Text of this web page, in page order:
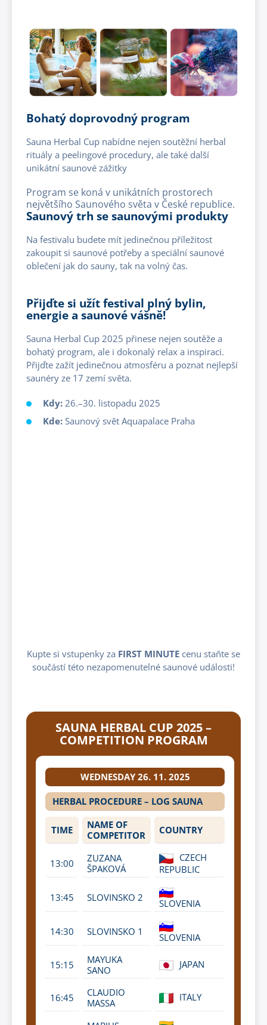
Bohatý doprovodný program
Sauna Herbal Cup nabídne nejen soutěžní herbal
rituály a peelingové procedury, ale také další
unikátní saunové zážitky
Program se koná v unikátních prostorech
největšího Saunového světa v České republice.
Saunový trh se saunovými produkty
Na festivalu budete mít jedinečnou příležitost
zakoupit si saunové potřeby a speciální saunové
oblečení jak do sauny, tak na volný čas.
Přijďte si užít festival plný bylin,
energie a saunové vášně!
Sauna Herbal Cup 2025 přinese nejen soutěže a
bohatý program, ale i dokonalý relax a inspiraci.
Přijďte zažít jedinečnou atmosféru a poznat nejlepší
saunéry ze 17 zemí světa.
Kdy: 26.–30. listopadu 2025
Kde: Saunový svět Aquapalace Praha
Kupte si vstupenky za FIRST MINUTE cenu staňte se
součástí této nezapomenutelné saunové události!
SAUNA HERBAL CUP 2025 –
COMPETITION PROGRAM
WEDNESDAY 26. 11. 2025
HERBAL PROCEDURE – LOG SAUNA
TIME
NAME OF
COMPETITOR
COUNTRY
13:00
ZUZANA
ŠPAKOVÁ
CZECH
REPUBLIC
13:45 SLOVINSKO 2 SLOVENIA
14:30 SLOVINSKO 1 SLOVENIA
15:15
MAYUKA
SANO
JAPAN
16:45
CLAUDIO
MASSA
ITALY